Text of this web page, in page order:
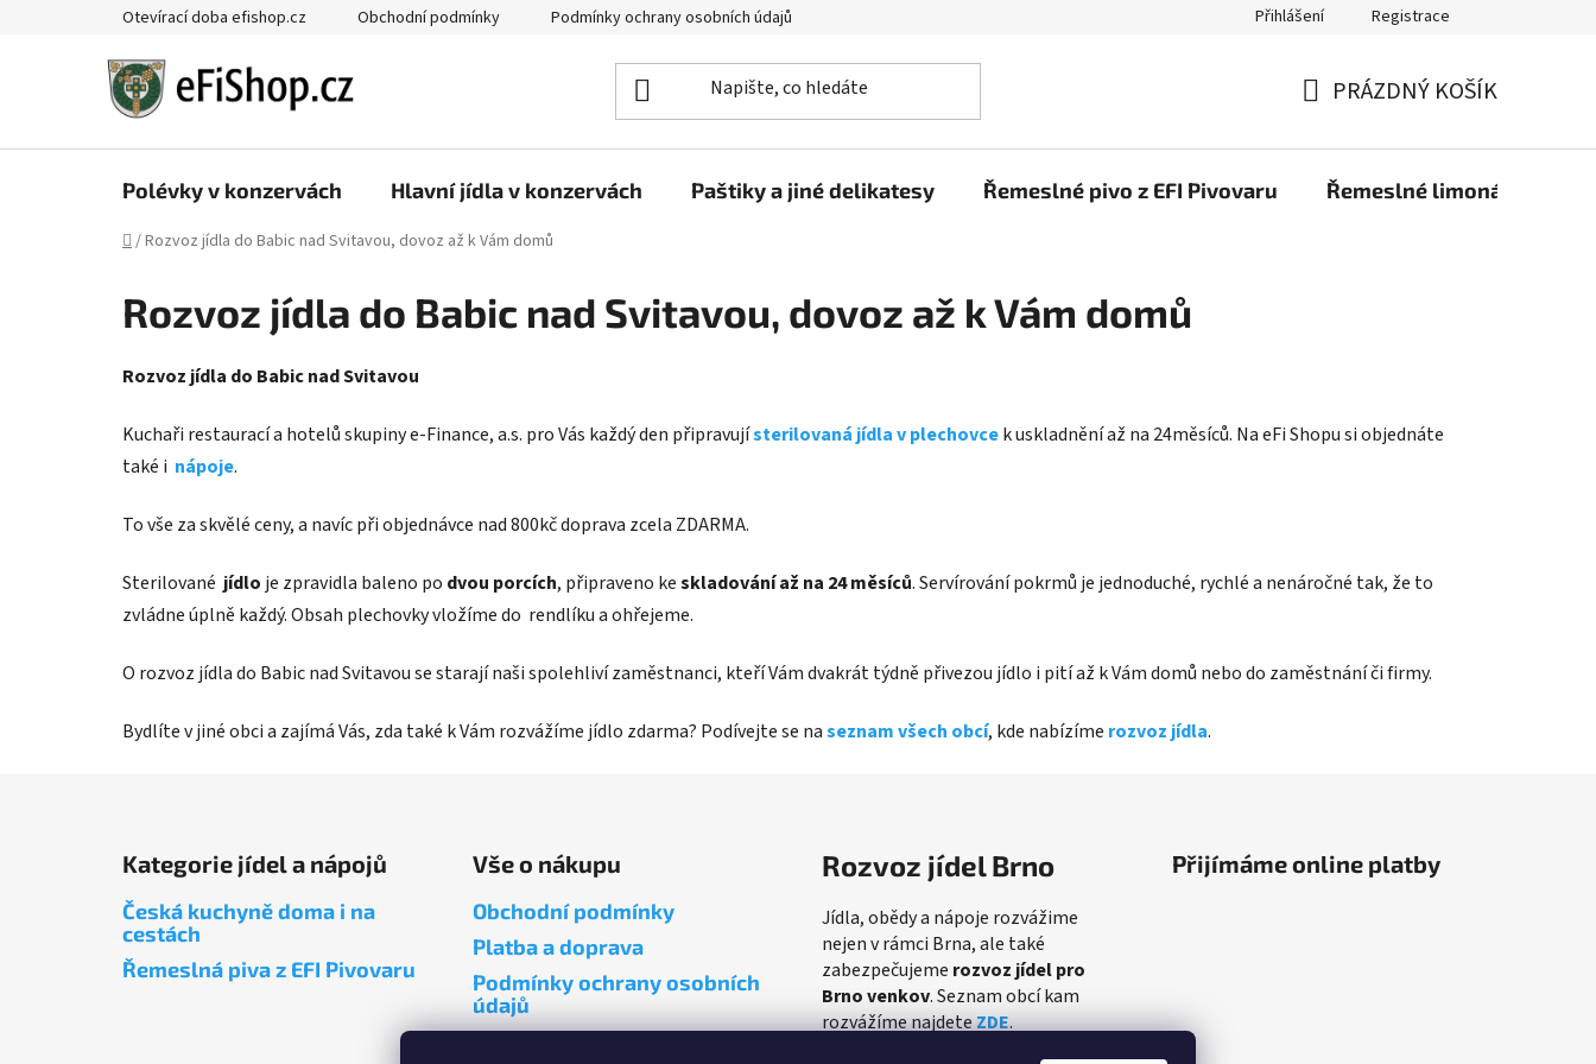
Otevírací doba efishop.cz Obchodní podmínky Podmínky ochrany osobních údajů Přihlášení Registrace
KOŠÍK
PRÁZDNÝ KOŠÍK
Polévky v konzervách Hlavní jídla v konzervách Paštiky a jiné delikatesy Řemeslné pivo z EFI Pivovaru Řemeslné limonády z EFI
Domů
/Rozvoz jídla do Babic nad Svitavou, dovoz až k Vám domů
Rozvoz jídla do Babic nad Svitavou, dovoz až k Vám domů
Rozvoz jídla do Babic nad Svitavou
Kuchaři restaurací a hotelů skupiny e-Finance, a.s. pro Vás každý den připravujísterilovaná jídla v plechovcek uskladnění až na 24měsíců. Na eFi Shopu si objednáte
také i nápoje.
To vše za skvělé ceny, a navíc při objednávce nad 800kč doprava zcela ZDARMA.
Sterilované jídlo je zpravidla baleno po dvou porcích, připraveno keskladování až na 24 měsíců. Servírování pokrmů je jednoduché, rychlé a nenáročné tak, že to
zvládne úplně každý. Obsah plechovky vložíme do rendlíku a ohřejeme.
O rozvoz jídla do Babic nad Svitavou se starají naši spolehliví zaměstnanci, kteří Vám dvakrát týdně přivezou jídlo i pití až k Vám domů nebo do zaměstnání či firmy.
Bydlíte v jiné obci a zajímá Vás, zda také k Vám rozvážíme jídlo zdarma? Podívejte se naseznam všech obcí, kde nabízíme rozvoz jídla.
Kategorie jídel a nápojů
Česká kuchyně doma i na
cestách
Řemeslná piva z EFI Pivovaru
Vše o nákupu
Obchodní podmínky
Platba a doprava
Podmínky ochrany osobních
údajů
Rozvoz jídel Brno
Jídla, obědy a nápoje rozvážime
nejen v rámci Brna, ale také
zabezpečujeme rozvoz jídel pro
Brno venkov. Seznam obcí kam
rozvážíme najdeteZDE.
Přijímáme online platby